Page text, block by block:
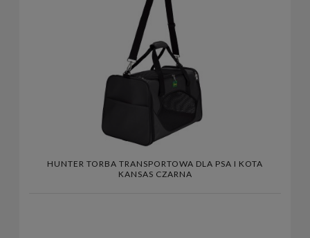
HUNTER TORBA TRANSPORTOWA DLA PSA I KOTA
KANSAS CZARNA